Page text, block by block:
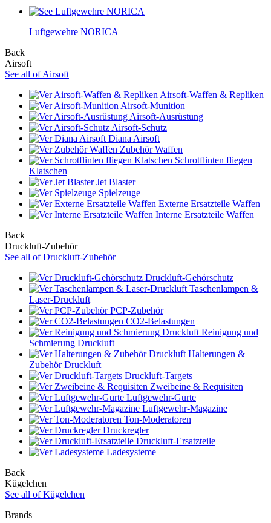
Luftgewehre NORICA
Back
Airsoft
See all of Airsoft
Airsoft-Waffen & Repliken
Airsoft-Munition
Airsoft-Ausrüstung
Airsoft-Schutz
Diana Airsoft
Zubehör Waffen
Schrotflinten fliegen
Klatschen
Jet Blaster
Spielzeuge
Externe Ersatzteile Waffen
Interne Ersatzteile Waffen
Back
Druckluft-Zubehör
See all of Druckluft-Zubehör
Druckluft-Gehörschutz
Taschenlampen &
Laser-Druckluft
PCP-Zubehör
CO2-Belastungen
Reinigung und
Schmierung Druckluft
Halterungen &
Zubehör Druckluft
Druckluft-Targets
Zweibeine & Requisiten
Luftgewehr-Gurte
Luftgewehr-Magazine
Ton-Moderatoren
Druckregler
Druckluft-Ersatzteile
Ladesysteme
Back
Kügelchen
See all of Kügelchen
Brands